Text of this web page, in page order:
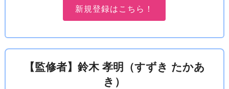
新規登録はこちら！
【監修者】鈴木 孝明（すずき たかあ
き）